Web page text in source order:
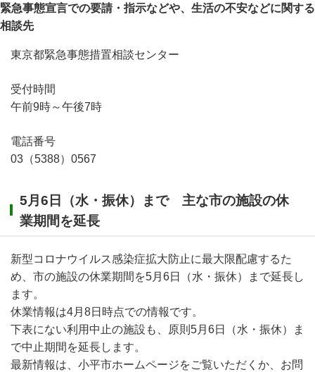
緊急事態宣言での要請・指示などや、生活の不安などに関する
相談先
東京都緊急事態措置相談センター
受付時間
午前9時～午後7時
電話番号
03（5388）0567
5月6日（水・振休）まで 主な市の施設の休
業期間を延長
新型コロナウイルス感染症拡大防止に最大限配慮するた
め、市の施設の休業期間を5月6日（水・振休）まで延長し
ます。
休業情報は4月8日時点での情報です。
下表にない利用中止の施設も、原則5月6日（水・振休）ま
で中止期間を延長します。
最新情報は、小平市ホームページをご覧いただくか、お問